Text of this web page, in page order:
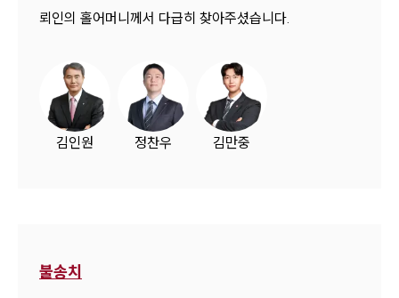
뢰인의 홀어머니께서 다급히 찾아주셨습니다.
김인원 정찬우 김만중
불송치